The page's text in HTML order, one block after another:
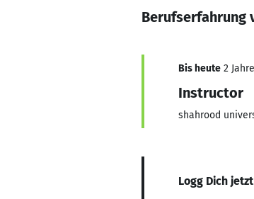
Berufserfahrung
Bis heute 2
Instructor
shahrood
Logg Dich